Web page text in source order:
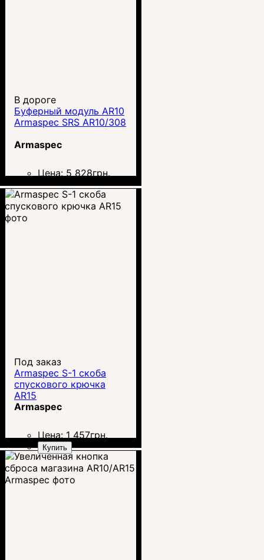
В дороге
Буферный модуль AR10
Armaspec SRS AR10/308
Armaspec
Цена: 5 828грн.
Под заказ
Armaspec S-1 скоба
спускового крючка
AR15
Armaspec
Цена: 1 457грн.
Купить